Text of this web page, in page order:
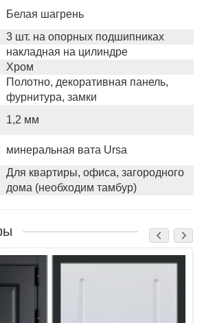
Белая шагрень
3 шт. на опорных подшипниках
накладная на цилиндре
Хром
Полотно, декоративная панель,
фурнитура, замки
1,2 мм
минеральная вата Ursa
Для квартиры, офиса, загородного
дома (необходим тамбур)